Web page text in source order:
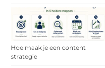
Hoe maak je een content
strategie